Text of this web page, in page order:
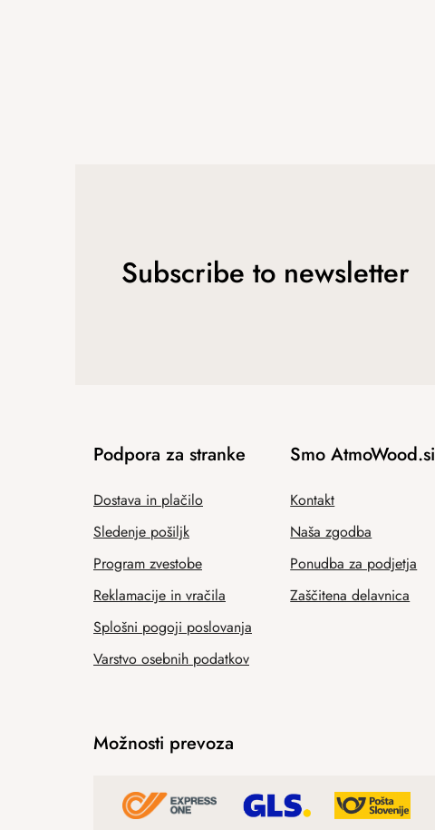
Subscribe to newsletter
Podpora za stranke
Dostava in plačilo
Sledenje pošiljk
Program zvestobe
Reklamacije in vračila
Splošni pogoji poslovanja
Varstvo osebnih podatkov
Smo AtmoWood.si
Kontakt
Naša zgodba
Ponudba za podjetja
Zaščitena delavnica
Možnosti prevoza